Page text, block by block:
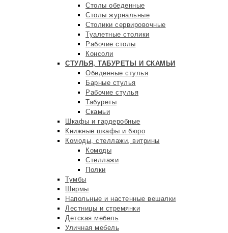
Столы обеденные
Столы журнальные
Столики сервировочные
Туалетные столики
Рабочие столы
Консоли
СТУЛЬЯ, ТАБУРЕТЫ И СКАМЬИ
Обеденные стулья
Барные стулья
Рабочие стулья
Табуреты
Скамьи
Шкафы и гардеробные
Книжные шкафы и бюро
Комоды, стеллажи, витрины
Комоды
Стеллажи
Полки
Тумбы
Ширмы
Напольные и настенные вешалки
Лестницы и стремянки
Детская мебель
Уличная мебель